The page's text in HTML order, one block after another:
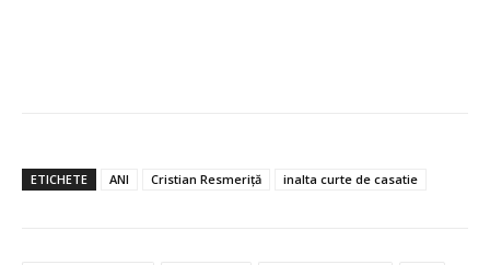
ETICHETE ANI Cristian Resmeriţă inalta curte de casatie